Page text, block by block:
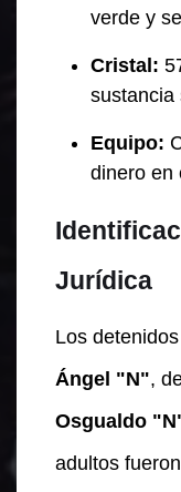
verde y
Cristal:
sustancia
Equipo:
dinero en
Jurídica
Los
Ángel "N",
Osgualdo
adultos